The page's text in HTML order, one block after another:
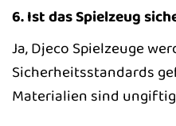
6. Ist das Spielzeug
Ja, Djeco Spielzeuge
Sicherheitsstandards
Materialien sind